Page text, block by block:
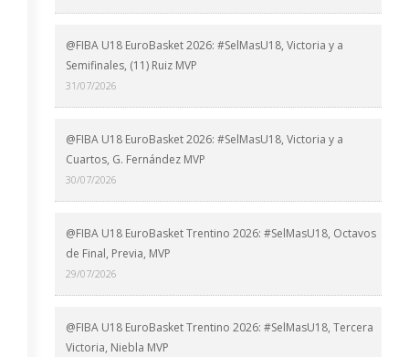
@FIBA U18 EuroBasket 2026: #SelMasU18, Victoria y a
Semifinales, (11) Ruiz MVP
31/07/2026
@FIBA U18 EuroBasket 2026: #SelMasU18, Victoria y a
Cuartos, G. Fernández MVP
30/07/2026
@FIBA U18 EuroBasket Trentino 2026: #SelMasU18, Octavos
de Final, Previa, MVP
29/07/2026
@FIBA U18 EuroBasket Trentino 2026: #SelMasU18, Tercera
Victoria, Niebla MVP